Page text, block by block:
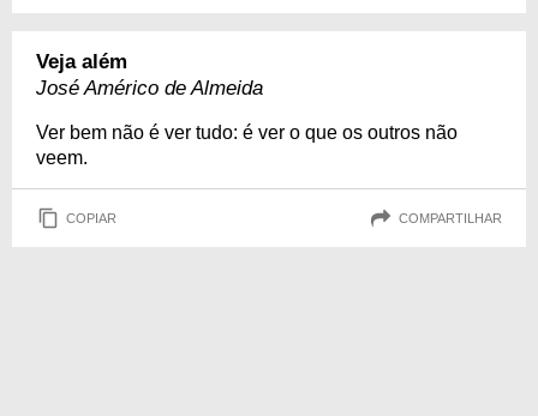
Veja além
José Américo de Almeida
Ver bem não é ver tudo: é ver o que os outros não
veem.
COPIAR COMPARTILHAR